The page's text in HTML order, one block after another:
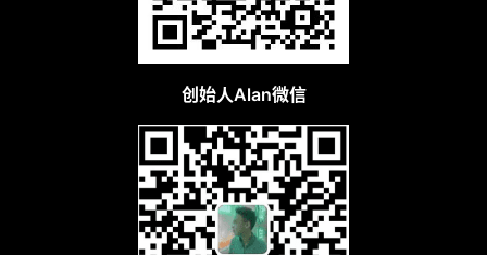
创始人Alan微信